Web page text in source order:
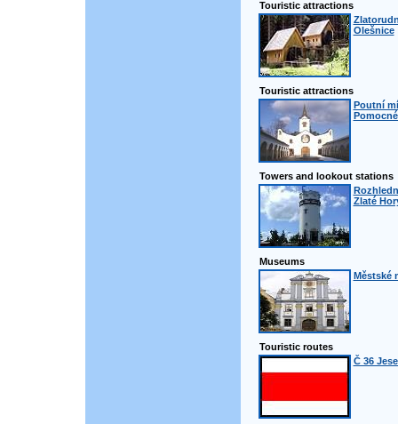
Touristic attractions
Olešnice
Touristic attractions
Poutní
Towers and lookout stations
Zlaté
Museums
Městské
Touristic routes
Č 36